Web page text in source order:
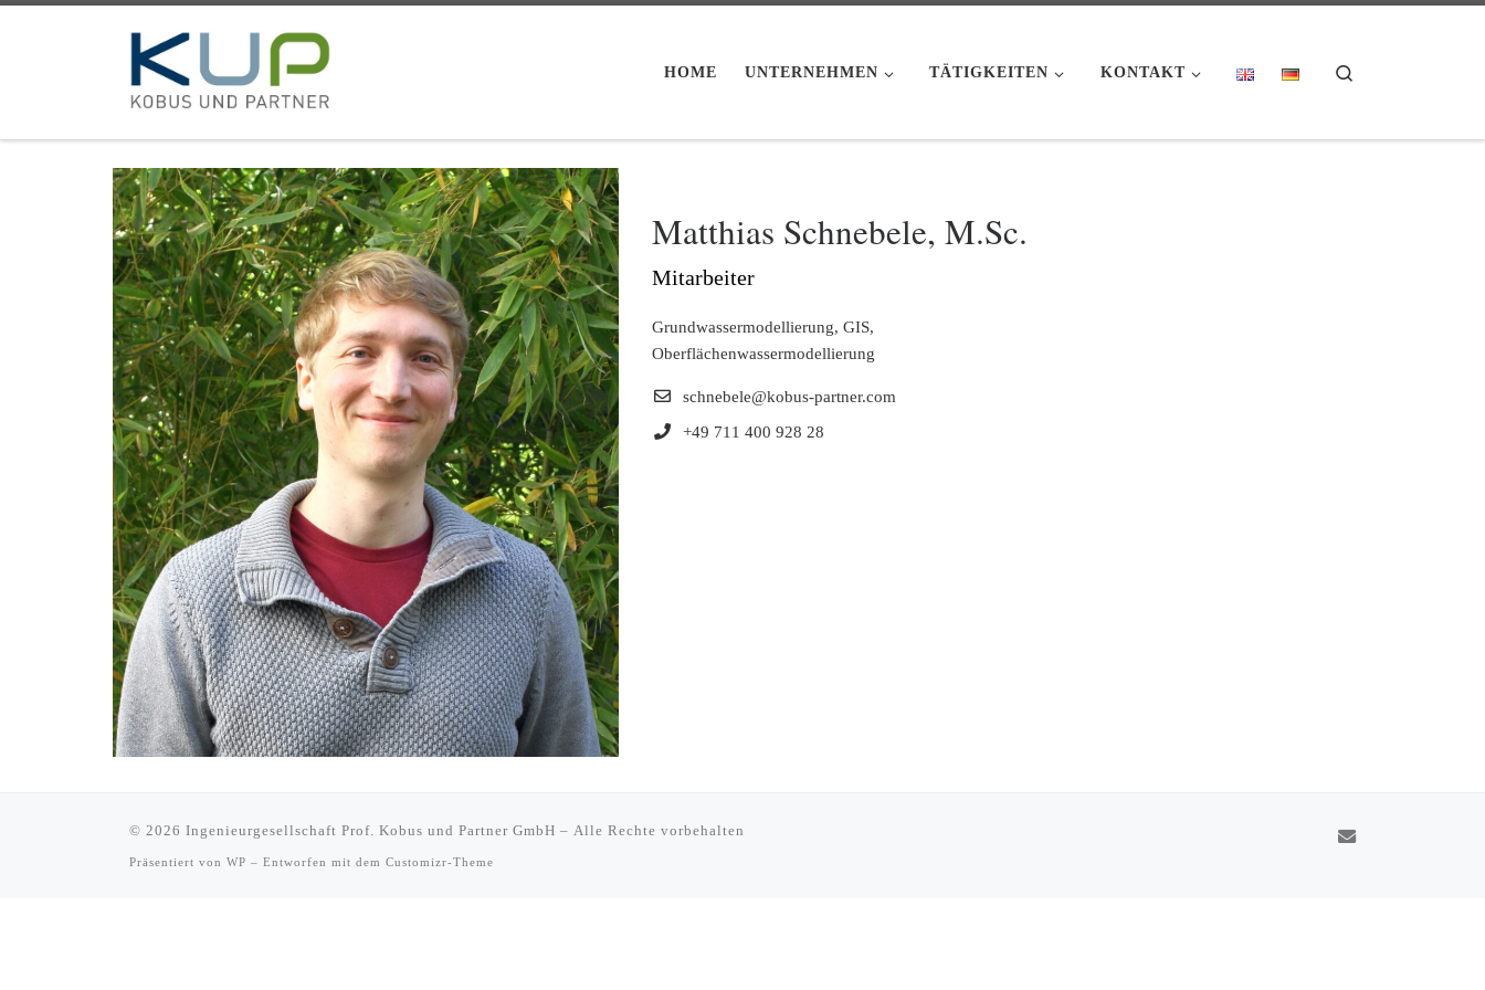
Zum Inhalt springen
HOME UNTERNEHMEN TÄTIGKEITEN KONTAKT
Matthias Schnebele, M.Sc.
Mitarbeiter
Grundwassermodellierung, GIS,
Oberflächenwassermodellierung
schnebele@kobus-partner.com
+49 711 400 928 28
© 2026 Ingenieurgesellschaft Prof. Kobus und Partner GmbH – Alle Rechte vorbehalten
Präsentiert von WP – Entworfen mit dem Customizr-Theme